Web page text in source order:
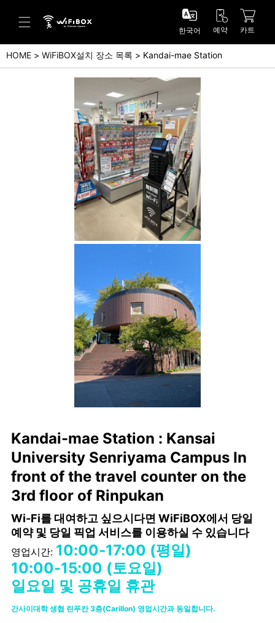
도움말/문의
고객 센터 (Japanese)
고객 센터 (English)
문의 (Japanse)
문의 (English)
한국어 예약 카트
HOME WiFiBOX설치 장소 목록 Kandai-mae Station
Kandai-mae Station : Kansai
University Senriyama Campus In
front of the travel counter on the
3rd floor of Rinpukan
Wi-Fi를 대여하고 싶으시다면 WiFiBOX에서 당일
예약 및 당일 픽업 서비스를 이용하실 수 있습니다
영업시간: 10:00-17:00 (평일)
10:00-15:00 (토요일)
일요일 및 공휴일 휴관
간사이대학 생협 린푸칸 3층(Carillon) 영업시간과 동일합니다.